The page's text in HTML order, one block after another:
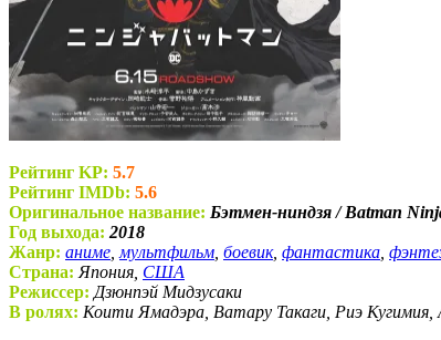
Рейтинг KP: 5.7
Рейтинг IMDb: 5.6
Оригинальное название: Бэтмен-ниндзя / Batman
Год выхода: 2018
Жанр: аниме мультфильм боевик, фантастика
Страна: Япония, США
Режиссер: Дзюнпэй Мидзусаки
В ролях: Коити Ямадэра, Ватару Такаги, Риэ